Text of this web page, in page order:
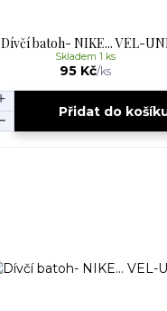
Dívčí batoh- NIKE... VEL-
95 Kč/ks
Skladem 1 ks
Přidat do